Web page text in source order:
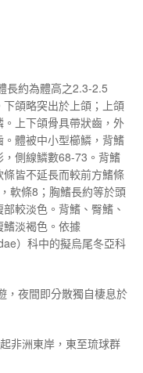
長約為體高之2.3-2.5
頜略突出於上頜；上頜
上下頜骨具帶狀齒，外
體被中小型櫛鱗，背鰭
側線鱗數68-73。背鰭
皆不延長而較前方鰭條
軟條8；胸鰭長約等於頭
較淡色。背鰭、臀鰭、
淡褐色。依據
）科中的擬烏尾冬亞科
，夜間即分散獨自棲息於
非洲東岸，東至琉球群